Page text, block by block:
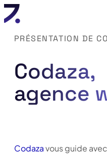
Codaza,
agence
PRÉSENTATION DE
Codazavous guide